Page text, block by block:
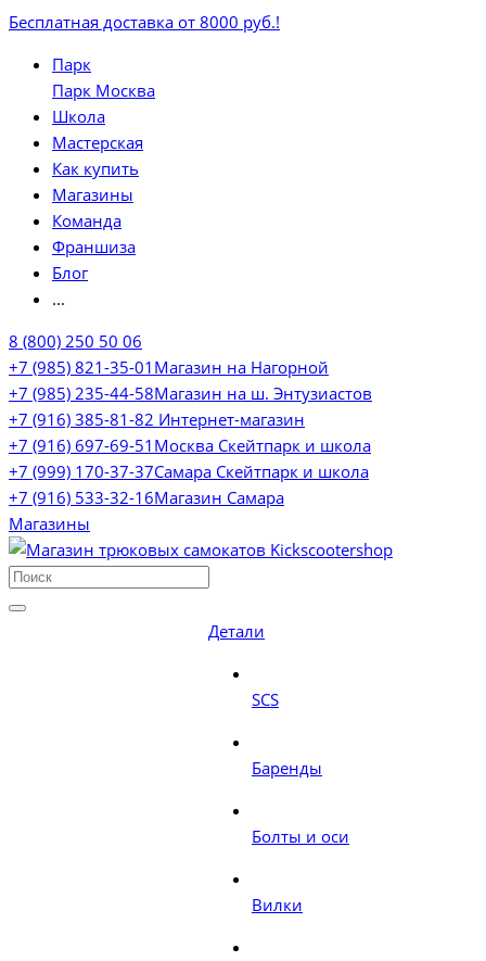
Бесплатная доставка от 8000 руб.!
Парк
Парк Москва
Школа
Мастерская
Как купить
Магазины
Команда
Франшиза
Блог
...
8 (800) 250 50 06
+7 (985) 821-35-01 Магазин на Нагорной
+7 (985) 235-44-58Магазин на ш. Энтузиастов
+7 (916) 385-81-82 Интернет-магазин
+7 (916) 697-69-51 Москва Скейтпарк и школа
+7 (999) 170-37-37Самара Скейтпарк и школа
+7 (916) 533-32-16Магазин Самара
Магазины
Детали
SCS
Баренды
Болты и оси
Вилки